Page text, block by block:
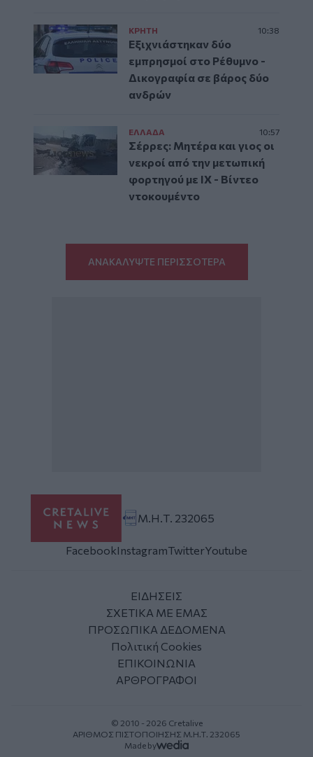
ΚΡΗΤΗ 10:38
Εξιχνιάστηκαν δύο
εμπρησμοί στο Ρέθυμνο -
Δικογραφία σε βάρος δύο
ανδρών
ΕΛΛAΔΑ 10:57
Σέρρες: Μητέρα και γιος οι
νεκροί από την μετωπική
φορτηγού με ΙΧ - Βίντεο
ντοκουμέντο
ΑΝΑΚΑΛΥΨΤΕ ΠΕΡΙΣΣΟΤΕΡΑ
Μ.Η.Τ. 232065
FacebookInstagramTwitterYoutube
ΕΙΔΗΣΕΙΣ
ΣΧΕΤΙΚΑ ΜΕ ΕΜΑΣ
ΠΡΟΣΩΠΙΚΑ ΔΕΔΟΜΕΝΑ
Πολιτική Cookies
ΕΠΙΚΟΙΝΩΝΙΑ
ΑΡΘΡΟΓΡΑΦΟΙ
© 2010 - 2026 Cretalive
ΑΡΙΘΜΟΣ ΠΙΣΤΟΠΟΙΗΣΗΣ Μ.Η.Τ. 232065
Made by